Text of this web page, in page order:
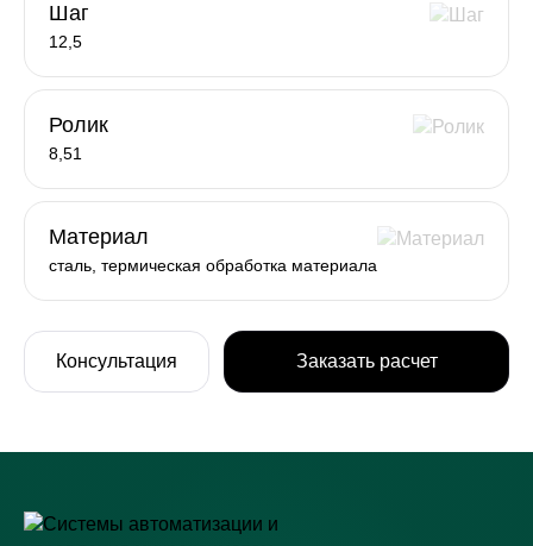
Шаг
12,5
Ролик
8,51
Материал
сталь, термическая обработка материала
Консультация Заказать расчет